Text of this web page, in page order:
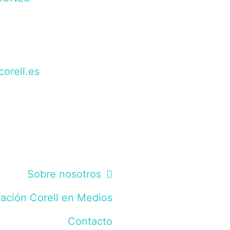
Sobre nosotros
Corell en Medios
Contacto